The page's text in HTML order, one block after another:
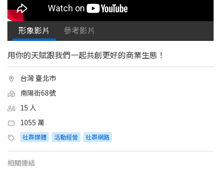
形象影片 參考影片
用你的天賦跟我們一起共創更好的商業生態！
台灣 臺北市
南陽街68號
15 人
1055 萬
社群媒體 活動經營 社群網路
相關連結